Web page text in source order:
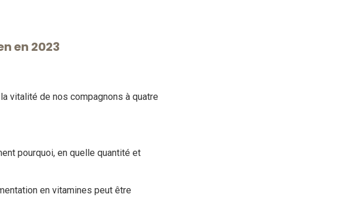
en 2023
vitalité de nos compagnons à quatre
pourquoi, en quelle quantité et
en vitamines peut être